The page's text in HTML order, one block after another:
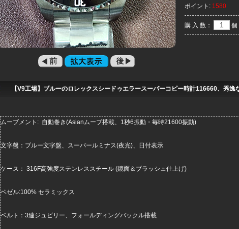
ポイント: 1580
購 入 数： 個
【V9工場】ブルーのロレックスシードゥエラースーパーコピー時計116660、秀逸
ムーブメント: 自動巻き(Asianムーブ搭載、1秒6振動・毎時21600振動)
文字盤：ブルー文字盤、スーパールミナス(夜光)、日付表示
ケース： 316F高強度ステンレススチール (鏡面＆ブラッシュ仕上げ)
ベゼル:100% セラミックス
ベルト：3連ジュビリー、フォールディングバックル搭載